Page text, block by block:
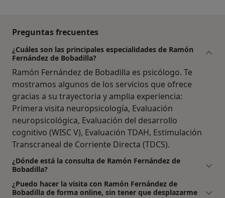
Preguntas frecuentes
¿Cuáles son las principales especialidades de Ramón
Fernández de Bobadilla?
Ramón Fernández de Bobadilla es psicólogo. Te
mostramos algunos de los servicios que ofrece
gracias a su trayectoria y amplia experiencia:
Primera visita neuropsicología, Evaluación
neuropsicológica, Evaluación del desarrollo
cognitivo (WISC V), Evaluación TDAH, Estimulación
Transcraneal de Corriente Directa (TDCS).
¿Dónde está la consulta de Ramón Fernández de
Bobadilla?
¿Puedo hacer la visita con Ramón Fernández de
Bobadilla de forma online, sin tener que desplazarme